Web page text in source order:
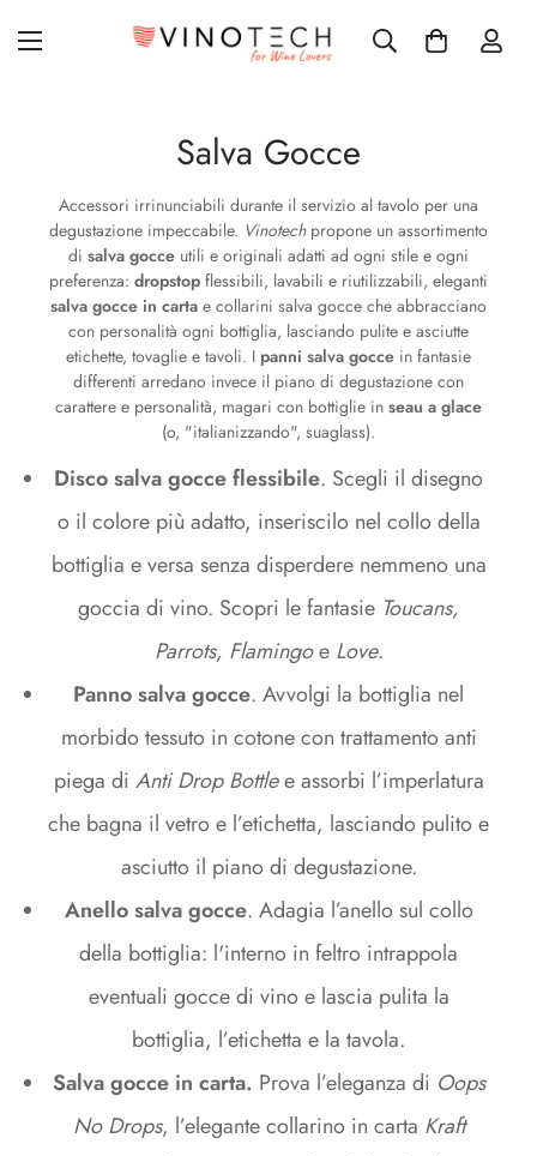
Salva Gocce
Accessori irrinunciabili durante il servizio al tavolo per una
degustazione impeccabile. Vinotechpropone un assortimento
di salva gocce utili e originali adatti ad ogni stile e ogni
preferenza: dropstop flessibili, lavabili e riutilizzabili, eleganti
salva gocce in carta e collarini salva gocce che abbracciano
con personalità ogni bottiglia, lasciando pulite e asciutte
etichette, tovaglie e tavoli. I panni salva gocce in fantasie
differenti arredano invece il piano di degustazione con
carattere e personalità, magari con bottiglie in seau a glace
(o, "italianizzando", suaglass).
Disco salva gocce flessibile. Scegli il disegno
o il colore più adatto, inseriscilo nel collo della
bottiglia e versa senza disperdere nemmeno una
goccia di vino. Scopri le fantasie Toucans,
Parrots, Flamingoe Love.
Panno salva gocce. Avvolgi la bottiglia nel
morbido tessuto in cotone con trattamento anti
piega di Anti Drop Bottlee assorbi l’imperlatura
che bagna il vetro e l’etichetta, lasciando pulito e
asciutto il piano di degustazione.
Anello salva gocce. Adagia l’anello sul collo
della bottiglia: l'interno in feltro intrappola
eventuali gocce di vino e lascia pulita la
bottiglia, l’etichetta e la tavola.
Salva gocce in carta. Prova l’eleganza di Oops
No Drops, l’elegante collarino in carta Kraft